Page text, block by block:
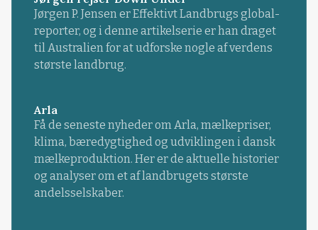
Jørgen P. Jensen er Effektivt Landbrugs global-
reporter, og i denne artikelserie er han draget
til Australien for at udforske nogle af verdens
største landbrug.
Arla
Få de seneste nyheder om Arla, mælkepriser,
klima, bæredygtighed og udviklingen i dansk
mælkeproduktion. Her er de aktuelle historier
og analyser om et af landbrugets største
andelsselskaber.